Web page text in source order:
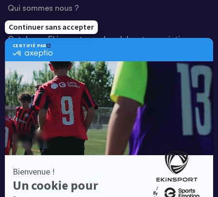
Qui sommes nous ?
Notre savoir-faire
Catalogue Ekinsport pour les clubs et associations
Catalogue running Ekinsport
Blog
Une société de :